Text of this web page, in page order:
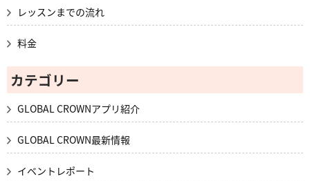
レッスンまでの流れ
料金
カテゴリー
GLOBAL CROWNアプリ紹介
GLOBAL CROWN最新情報
イベントレポート